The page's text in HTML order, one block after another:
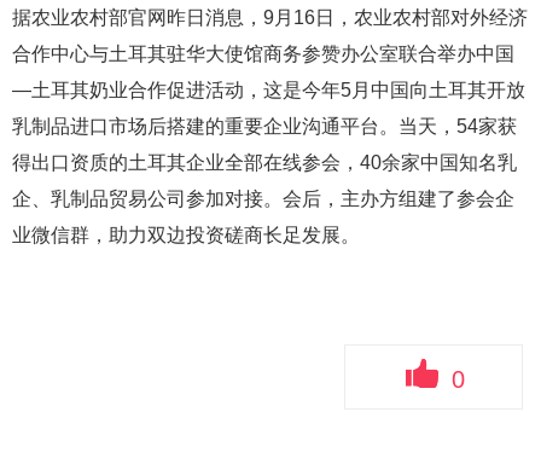
据农业农村部官网昨日消息，9月16日，农业农村部对外经济
合作中心与土耳其驻华大使馆商务参赞办公室联合举办中国
—土耳其奶业合作促进活动，这是今年5月中国向土耳其开放
乳制品进口市场后搭建的重要企业沟通平台。当天，54家获
得出口资质的土耳其企业全部在线参会，40余家中国知名乳
企、乳制品贸易公司参加对接。会后，主办方组建了参会企
业微信群，助力双边投资磋商长足发展。
0